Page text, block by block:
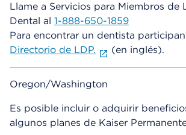
Llame a Servicios para Miembros de
Dental al 1-888-650-1859
Para encontrar un dentista
Directorio de LDP.
(en inglés).
Oregon/Washington
Es posible incluir o adquirir
algunos planes de Kaiser